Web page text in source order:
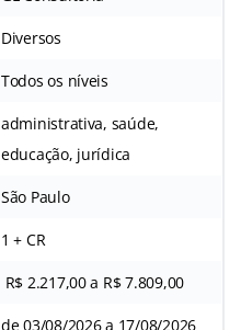
Diversos
Todos os níveis
administrativa, saúde,
educação, jurídica
São Paulo
1 + CR
R$ 2.217,00 a R$ 7.809,00
de 03/08/2026 a 17/08/2026